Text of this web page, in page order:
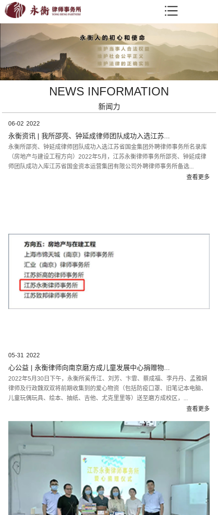
NEWS INFORMATION
新闻力
06-02 2022
永衡资讯 | 我所邵亮、钟延成律师团队成功入选江苏...
永衡所邵亮、钟延成律师团队成功入选江苏省国金集团外聘律师事务所名录库
（房地产与建设工程方向）2022年5月，江苏永衡律师事务所邵亮、钟延成律
师团队成功入库江苏省国金资本运营集团有限公司外聘律师事务所备选...
查看更多
05-31 2022
心公益 | 永衡律师向南京磨方成儿童发展中心捐赠物...
2022年5月30日下午，永衡所奚传江、刘芳、卞霏、蔡成福、李丹丹、孟雅娴
律师及行政魏双双将前期收集到的爱心物资（包括防疫口罩、旧笔记本电脑、
儿童玩偶玩具、绘本、抽纸、吉他、尤克里里等）送至磨方成校区，...
查看更多